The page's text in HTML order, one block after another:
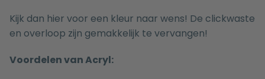
Kijk dan hier voor een kleur naar wens! De clickwaste
en overloop zijn gemakkelijk te vervangen!
Voordelen van Acryl: